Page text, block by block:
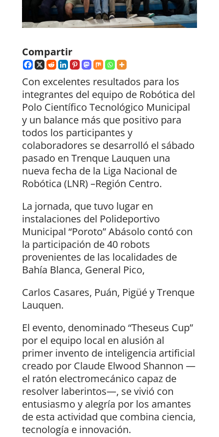
Compartir
Con excelentes resultados para los
integrantes del equipo de Robótica del
Polo Científico Tecnológico Municipal
y un balance más que positivo para
todos los participantes y
colaboradores se desarrolló el sábado
pasado en Trenque Lauquen una
nueva fecha de la Liga Nacional de
Robótica (LNR) –Región Centro.
La jornada, que tuvo lugar en
instalaciones del Polideportivo
Municipal “Poroto” Abásolo contó con
la participación de 40 robots
provenientes de las localidades de
Bahía Blanca, General Pico,
Carlos Casares, Puán, Pigüé y Trenque
Lauquen.
El evento, denominado “Theseus Cup”
por el equipo local en alusión al
primer invento de inteligencia artificial
creado por Claude Elwood Shannon —
el ratón electromecánico capaz de
resolver laberintos—, se vivió con
entusiasmo y alegría por los amantes
de esta actividad que combina ciencia,
tecnología e innovación.